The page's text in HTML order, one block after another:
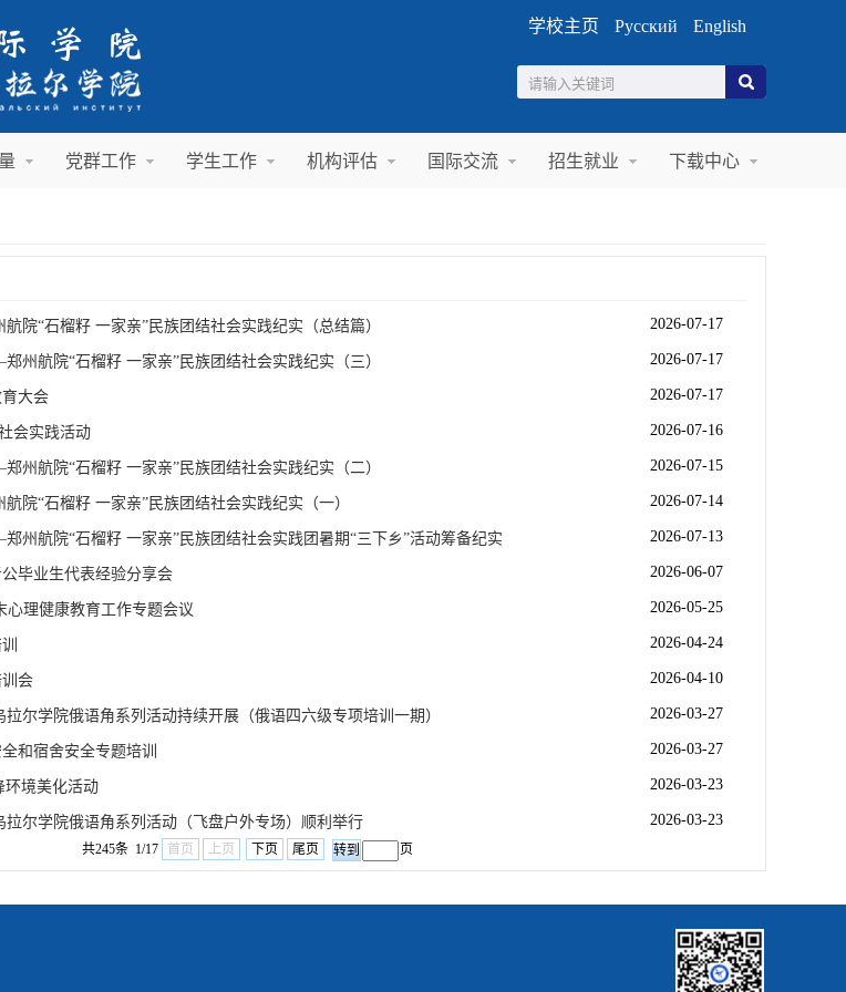
学校主页 Русский English
党群工作 学生工作 机构评估 国际交流 招生就业 下载中心
院“石榴籽 一家亲”民族团结社会实践纪实（总结篇） 2026-07-17
州航院“石榴籽 一家亲”民族团结社会实践纪实（三） 2026-07-17
大会 2026-07-17
会实践活动 2026-07-16
州航院“石榴籽 一家亲”民族团结社会实践纪实（二） 2026-07-15
院“石榴籽 一家亲”民族团结社会实践纪实（一） 2026-07-14
州航院“石榴籽 一家亲”民族团结社会实践团暑期“三下乡”活动筹备纪实 2026-07-13
毕业生代表经验分享会 2026-06-07
心理健康教育工作专题会议 2026-05-25
2026-04-24
会 2026-04-10
尔学院俄语角系列活动持续开展（俄语四六级专项培训一期） 2026-03-27
和宿舍安全专题培训 2026-03-27
环境美化活动 2026-03-23
尔学院俄语角系列活动（飞盘户外专场）顺利举行 2026-03-23
共245条 1/17 首页 上页 下页 尾页 页